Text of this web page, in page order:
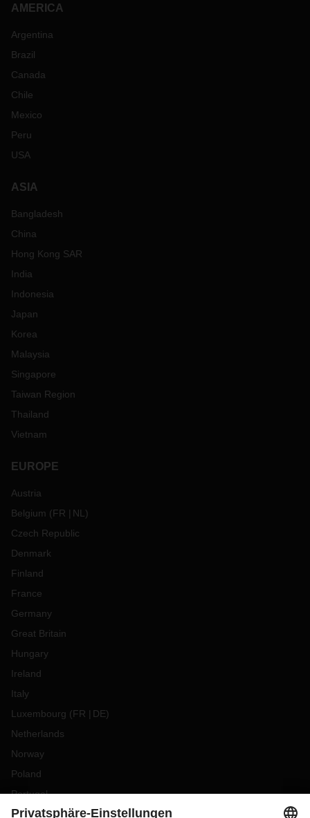
AMERICA
Argentina
Brazil
Canada
Chile
Mexico
Peru
USA
ASIA
Bangladesh
China
Hong Kong SAR
India
Indonesia
Japan
Korea
Malaysia
Singapore
Taiwan Region
Thailand
Vietnam
EUROPE
Austria
Belgium (FR NL )
Czech Republic
Denmark
Finland
France
Germany
Great Britain
Hungary
Ireland
Italy
Luxembourg (FR DE)
Netherlands
Norway
Poland
Portugal
Romania